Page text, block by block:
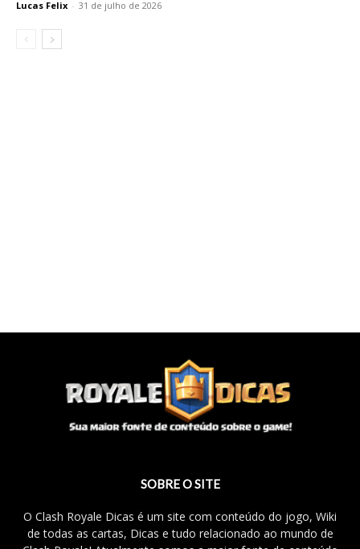
Lucas Felix - 31 de julho de 2026
SOBRE O SITE
O Clash Royale Dicas é um site com conteúdo do jogo, Wiki
de todas as cartas, Dicas e tudo relacionado ao mundo de